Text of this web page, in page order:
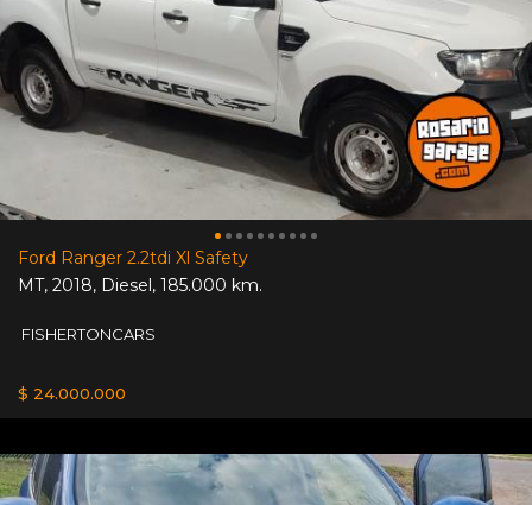
Ford Ranger 2.2tdi Xl Safety
MT, 2018, Diesel, 185.000 km.
FISHERTONCARS
$ 24.000.000